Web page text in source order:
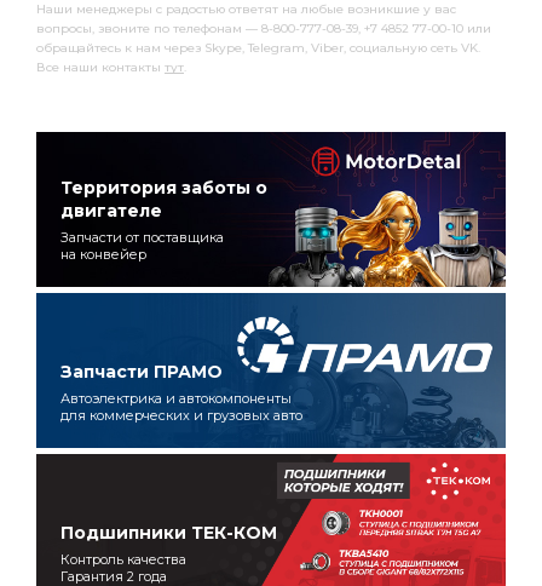
Наши менеджеры с радостью ответят на любые возникшие у вас
вопросы, звоните по телефонам — 8-800-777-08-39, +7 4852 77-00-10 или
обращайтесь к нам через Skype, Telegram, Viber, социальную сеть VK.
Все наши контакты тут.
Территория заботы о
двигателе
Запчасти от поставщика
на конвейер
Запчасти ПРАМО
Автоэлектрика и автокомпоненты
для коммерческих и грузовых авто
Подшипники ТЕК-КОМ
Контроль качества
Гарантия 2 года